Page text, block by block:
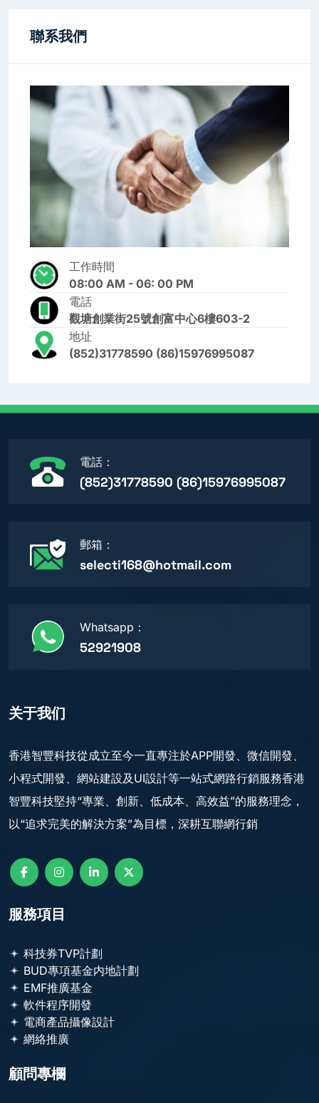
聯系我們
工作時間
08:00 AM - 06: 00 PM
電話
觀塘創業街25號創富中心6樓603-2
地址
(852)31778590 (86)15976995087
電話：
(852)31778590 (86)15976995087
郵箱：
selecti168@hotmail.com
Whatsapp：
52921908
关于我们
香港智豐科技從成立至今一直專注於APP開發、微信開發、
小程式開發、網站建設及UI設計等一站式網路行銷服務香港
智豐科技堅持“專業、創新、低成本、高效益”的服務理念，
以“追求完美的解決方案”為目標，深耕互聯網行銷
服務項目
科技券TVP計劃
BUD專項基金内地計劃
EMF推廣基金
軟件程序開發
電商產品攝像設計
網絡推廣
顧問專欄